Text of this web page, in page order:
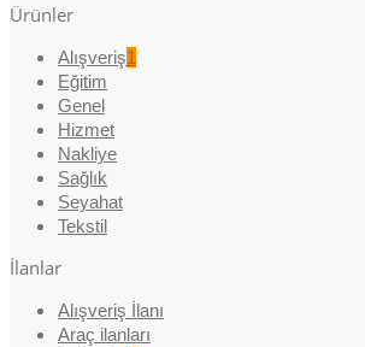
Ürünler
Alışveriş1
Eğitim
Genel
Hizmet
Nakliye
Sağlık
Seyahat
Tekstil
İlanlar
Alışveriş İlanı
Araç ilanları